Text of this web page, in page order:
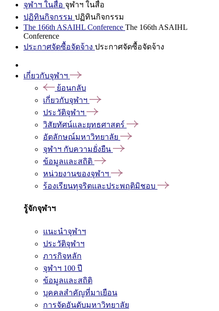
จุฬาฯ ในสื่อ จุฬาฯ ในสื่อ
ปฏิทินกิจกรรม ปฏิทินกิจกรรม
The 166th ASAIHL Conference The 166th ASAIHL
Conference
ประกาศจัดซื้อจัดจ้าง ประกาศจัดซื้อจัดจ้าง
เกี่ยวกับจุฬาฯ
ย้อนกลับ
เกี่ยวกับจุฬาฯ
ประวัติจุฬาฯ
วิสัยทัศน์และยุทธศาสตร์
อัตลักษณ์มหาวิทยาลัย
จุฬาฯ กับความยั่งยืน
ข้อมูลและสถิติ
หน่วยงานของจุฬาฯ
ร้องเรียนทุจริตและประพฤติมิชอบ
รู้จักจุฬาฯ
แนะนำจุฬาฯ
ประวัติจุฬาฯ
ภารกิจหลัก
จุฬาฯ 100 ปี
ข้อมูลและสถิติ
บุคคลสำคัญที่มาเยือน
การจัดอันดับมหาวิทยาลัย